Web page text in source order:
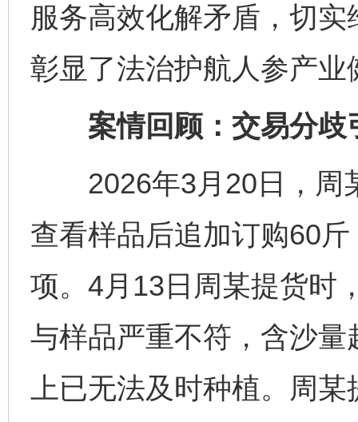
服务高效化解矛盾，切
彰显了法治护航人参产
案情回顾：交易分歧
2026年3月20日，周
查看样品后追加订购60
项。4月13日周某提货时
与样品严重不符，含沙
上已无法及时种植。周